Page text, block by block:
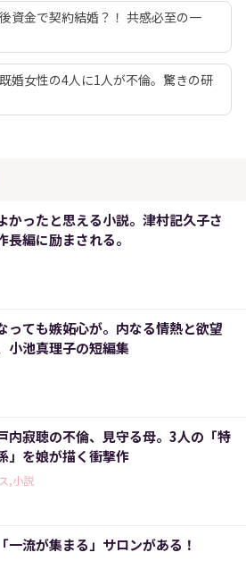
資金で契約結婚？！ 共感必至の一
婚女性の4人に1人が不倫。驚きの研
かったと思える小説。津村記久子さ
長編に励まされる。
っても嫉妬心が。内なる情熱と欲望
小池真理子の短編集
内寂聴の不倫、見守る母。3人の「特
」を娘が描く衝撃作
,小説
一流が集まる」サロンがある！